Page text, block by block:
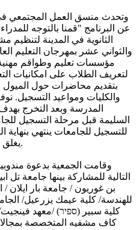
وتحدث منسق العمل المجتمعي
عن البرنامج "قمنا بالتوجه
الثانوية في المدينة
والثواني عشر بمهرجان التعليم
مؤسسات تعليم وطواقم
لتعريف الطلاب على امكانيات
بتقديم محاضرات حول الميول
والكليات ومواعيد التسجيل.
المدرسة وبعد التخرج
السليمة قبل مرحلة التسجيل
يغلق باب التسجيل لقسم من المواضيع.
وقامت الجمعية بدعوة
التالية للمشاركة بينها جامعة
بن غوريون / جامعة بار ايلان /
للهندسة/ كلية عيمك يزرعيل/
كلية سبير (ספיר) /معهد
كاف مشفيه المتخصصة